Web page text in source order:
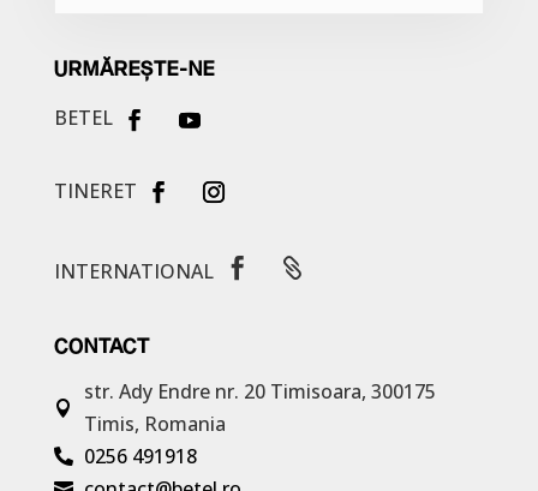
URMĂREȘTE-NE
BETEL
TINERET
INTERNATIONAL  
CONTACT

str. Ady Endre nr. 20 Timisoara, 300175
Timis, Romania
 0256 491918